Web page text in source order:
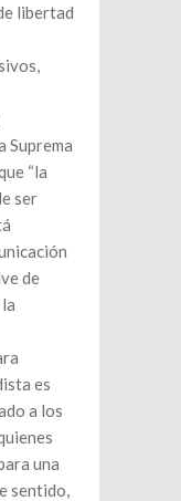
libertad
Suprema
“la
ser
de
es
a los
una
sentido,